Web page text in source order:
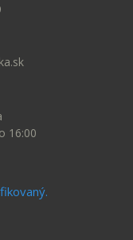
16:00